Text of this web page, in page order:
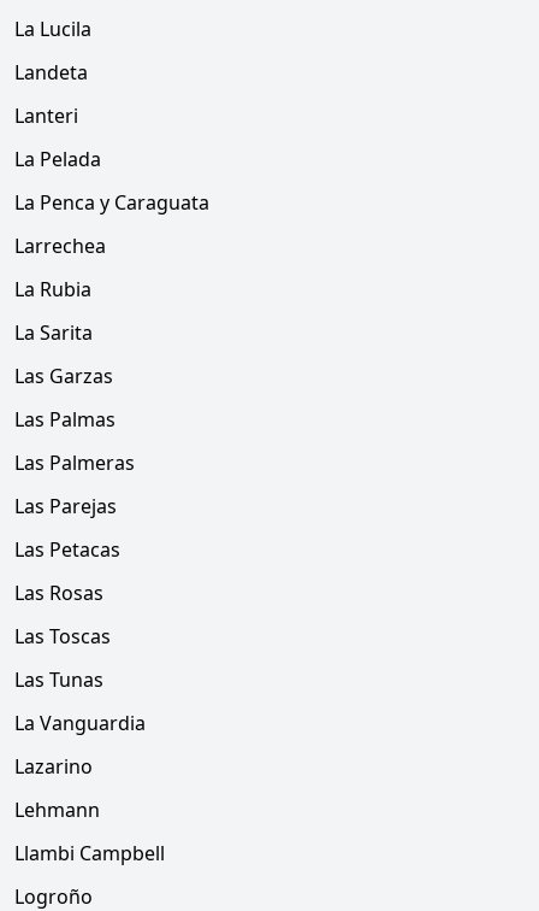
La Lucila
Landeta
Lanteri
La Pelada
La Penca y Caraguata
Larrechea
La Rubia
La Sarita
Las Garzas
Las Palmas
Las Palmeras
Las Parejas
Las Petacas
Las Rosas
Las Toscas
Las Tunas
La Vanguardia
Lazarino
Lehmann
Llambi Campbell
Logroño